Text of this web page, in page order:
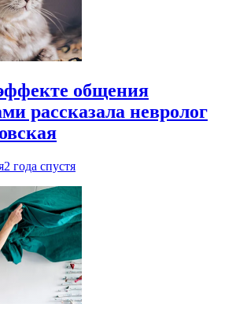
общения
рассказала невролог
2 года спустя